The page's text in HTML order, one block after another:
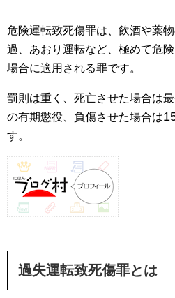
危険運転致死傷罪は、飲酒や薬
過、あおり運転など、極めて危
場合に適用される罪です。
罰則は重く、死亡させた場合は
の有期懲役、負傷させた場合は
す。
過失運転致死傷罪とは